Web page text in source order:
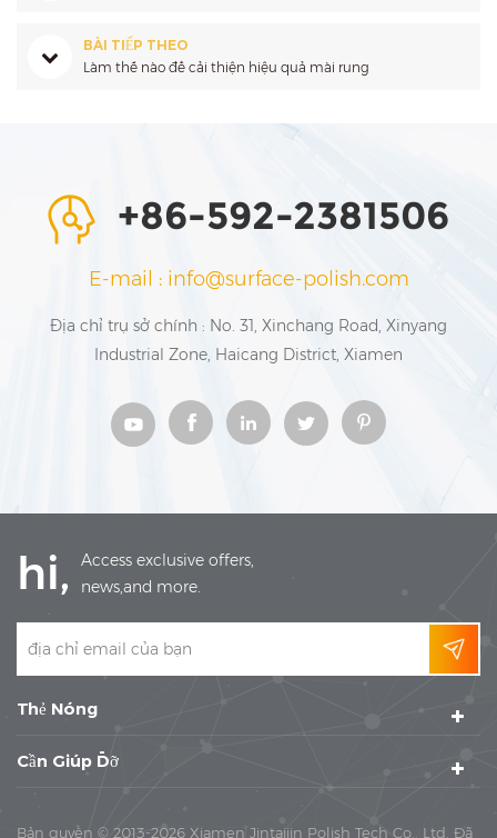
BÀI TIẾP THEO
Làm thế nào để cải thiện hiệu quả mài rung
+86-592-2381506
E-mail : info@surface-polish.com
Địa chỉ trụ sở chính : No. 31, Xinchang Road, Xinyang
Industrial Zone, Haicang District, Xiamen
hi,
Access exclusive offers,
news,and more.
Thẻ Nóng
Cần Giúp Đỡ
Bản quyền © 2013-2026 Xiamen Jintaijin Polish Tech Co., Ltd. Đã